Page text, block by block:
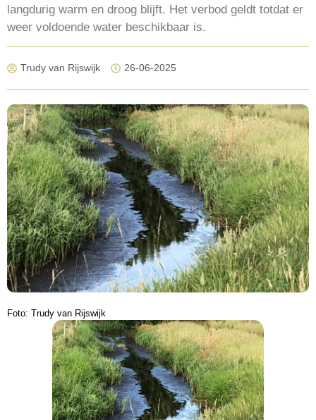
langdurig warm en droog blijft. Het verbod geldt totdat er
weer voldoende water beschikbaar is.
Trudy van Rijswijk 26-06-2025
Foto: Trudy van Rijswijk